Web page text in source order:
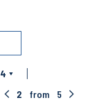
4
2 from 5